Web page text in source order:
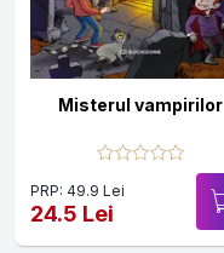
Misterul vampirilor
PRP: 49.9 Lei
24.5 Lei